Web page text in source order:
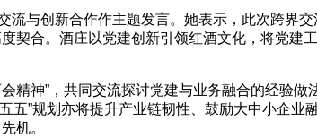
与创新合作作主题发言。她表示，此次跨界
契合。酒庄以党建创新引领红酒文化，将党建
会精神”，共同交流探讨党建与业务融合的经验做
五”规划亦将提升产业链韧性、鼓励大中小企
机。